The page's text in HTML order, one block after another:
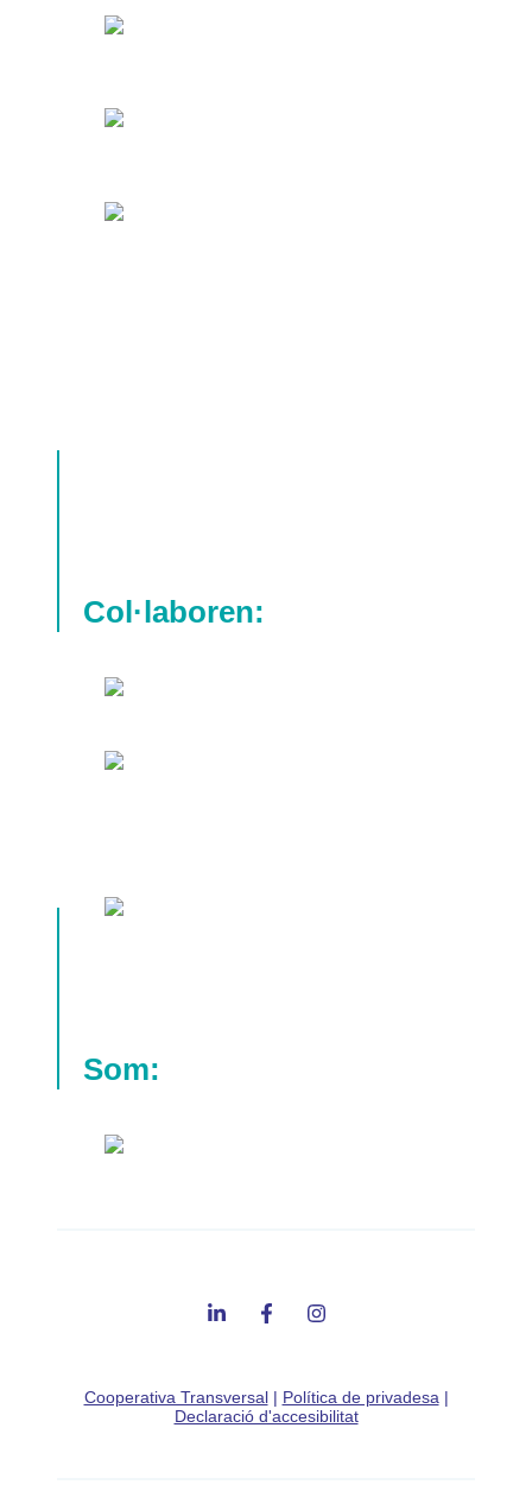
Col·laboren:
Som:
Cooperativa Transversal| Política de privadesa |
Declaració d'accesibilitat